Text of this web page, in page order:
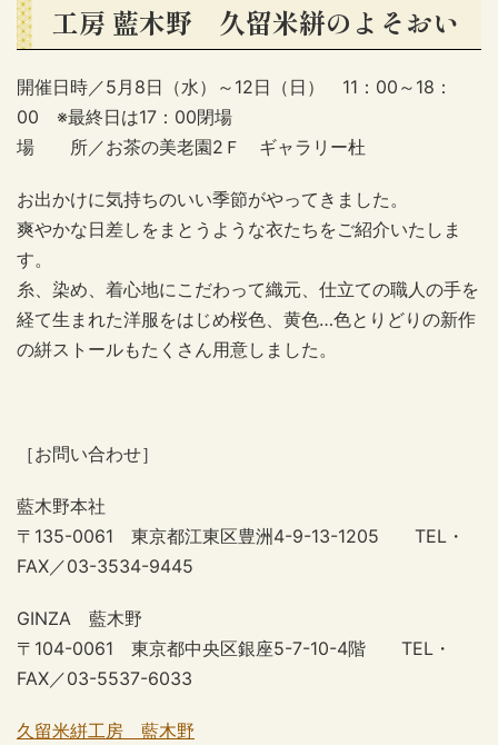
工房 藍木野 久留米絣のよそおい
開催日時／5月8日（水）～12日（日） 11：00～18：
00 ※最終日は17：00閉場
場 所／お茶の美老園2Ｆ ギャラリー杜
お出かけに気持ちのいい季節がやってきました。
爽やかな日差しをまとうような衣たちをご紹介いたしま
す。
糸、染め、着心地にこだわって織元、仕立ての職人の手を
経て生まれた洋服をはじめ桜色、黄色…色とりどりの新作
の絣ストールもたくさん用意しました。
［お問い合わせ］
藍木野本社
〒135-0061 東京都江東区豊洲4-9-13-1205 TEL・
FAX／03-3534-9445
GINZA 藍木野
〒104-0061 東京都中央区銀座5-7-10-4階 TEL・
FAX／03-5537-6033
久留米絣工房 藍木野